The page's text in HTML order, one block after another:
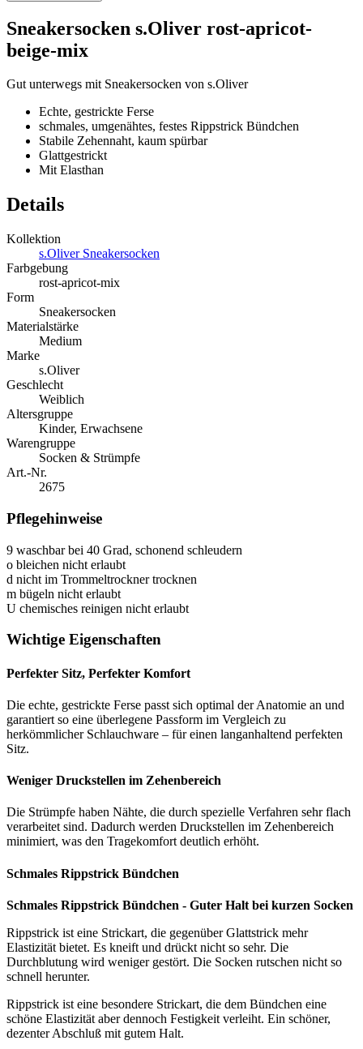
Sneakersocken s.Oliver rost-apricot-
beige-mix
Gut unterwegs mit Sneakersocken von s.Oliver
Echte, gestrickte Ferse
schmales, umgenähtes, festes Rippstrick Bündchen
Stabile Zehennaht, kaum spürbar
Glattgestrickt
Mit Elasthan
Details
Kollektion
s.Oliver Sneakersocken
Farbgebung
rost-apricot-mix
Form
Sneakersocken
Materialstärke
Medium
Marke
s.Oliver
Geschlecht
Weiblich
Altersgruppe
Kinder, Erwachsene
Warengruppe
Socken & Strümpfe
Art.-Nr.
2675
Pflegehinweise
9 waschbar bei 40 Grad, schonend schleudern
o bleichen nicht erlaubt
d nicht im Trommeltrockner trocknen
m bügeln nicht erlaubt
U chemisches reinigen nicht erlaubt
Wichtige Eigenschaften
Perfekter Sitz, Perfekter Komfort
Die echte, gestrickte Ferse passt sich optimal der Anatomie an und
garantiert so eine überlegene Passform im Vergleich zu
herkömmlicher Schlauchware – für einen langanhaltend perfekten
Sitz.
Weniger Druckstellen im Zehenbereich
Die Strümpfe haben Nähte, die durch spezielle Verfahren sehr flach
verarbeitet sind. Dadurch werden Druckstellen im Zehenbereich
minimiert, was den Tragekomfort deutlich erhöht.
Schmales Rippstrick Bündchen
Schmales Rippstrick Bündchen - Guter Halt bei kurzen Socken
Rippstrick ist eine Strickart, die gegenüber Glattstrick mehr
Elastizität bietet. Es kneift und drückt nicht so sehr. Die
Durchblutung wird weniger gestört. Die Socken rutschen nicht so
schnell herunter.
Rippstrick ist eine besondere Strickart, die dem Bündchen eine
schöne Elastizität aber dennoch Festigkeit verleiht. Ein schöner,
dezenter Abschluß mit gutem Halt.